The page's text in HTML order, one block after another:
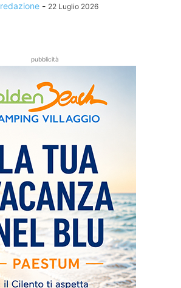
redazione - 22 Luglio 2026
pubblicità